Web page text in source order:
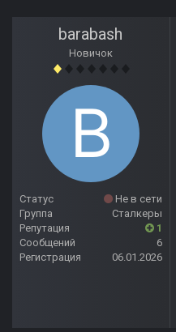
barabash
Новичок
Статус
Не в сети
Группа
Сталкеры
Репутация
1
Сообщений
6
Регистрация
06.01.2026